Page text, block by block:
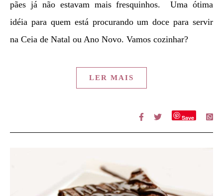
pães já não estavam mais fresquinhos. Uma ótima
idéia para quem está procurando um doce para servir
na Ceia de Natal ou Ano Novo. Vamos cozinhar?
LER MAIS
Save